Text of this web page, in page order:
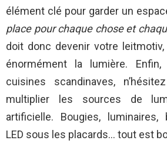
élément clé pour garder un
place pour chaque chose et
doit donc devenir votre
énormément la lumière.
cuisines scandinaves,
multiplier les sources de
artificielle. Bougies, luminaires,
LED sous les placards… tout est